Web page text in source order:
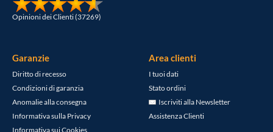
Opinioni dei Clienti (37269)
Garanzie
Diritto di recesso
Condizioni di garanzia
Anomalie alla consegna
Informativa sulla Privacy
Informativa sui Cookies
Area clienti
I tuoi dati
Stato ordini
Iscriviti alla Newsletter
Assistenza Clienti